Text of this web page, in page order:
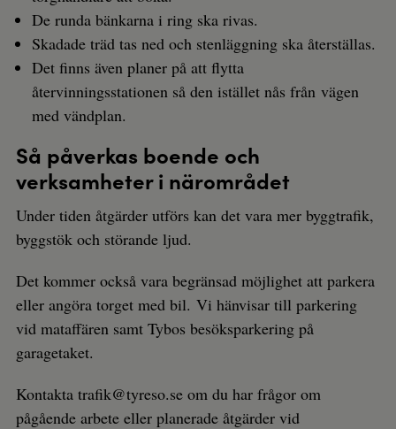
De runda bänkarna i ring ska rivas.
Skadade träd tas ned och stenläggning ska återställas.
Det finns även planer på att flytta
återvinningsstationen så den istället nås från vägen
med vändplan.
Så påverkas boende och
verksamheter i närområdet
Under tiden åtgärder utförs kan det vara mer byggtrafik,
byggstök och störande ljud.
Det kommer också vara begränsad möjlighet att parkera
eller angöra torget med bil. Vi hänvisar till parkering
vid mataffären samt Tybos besöksparkering på
garagetaket.
Kontakta trafik@tyreso.se om du har frågor om
pågående arbete eller planerade åtgärder vid